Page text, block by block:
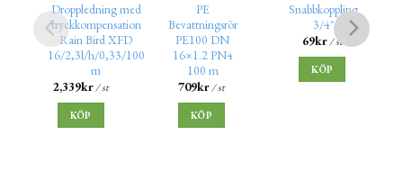
Droppledning med
tryckkompensation
Rain Bird XFD
16/2,3l/h/0,33/100
m
2,339kr/ st
KÖP
PE
Bevattningsrör
PE100 DN
16×1.2 PN4
100 m
709kr/ st
KÖP
Snabbkoppling
3/4″
69kr/ st
KÖP